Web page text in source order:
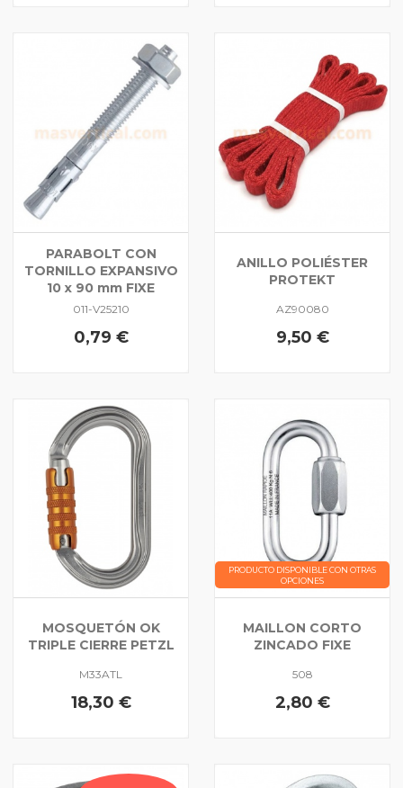
PARABOLT CON
TORNILLO EXPANSIVO
10 x 90 mm FIXE
011-V25210
0,79 €
ANILLO POLIÉSTER
PROTEKT
AZ90080
9,50 €
MOSQUETÓN OK
TRIPLE CIERRE PETZL
M33ATL
18,30 €
PRODUCTO DISPONIBLE CON OTRAS
OPCIONES
MAILLON CORTO
ZINCADO FIXE
508
2,80 €